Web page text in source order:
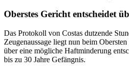
Oberstes Gericht entscheidet
Das Protokoll von Costas dutzende
Zeugenaussage liegt nun beim
über eine mögliche Haftminderung
bis zu 30 Jahre Gefängnis.